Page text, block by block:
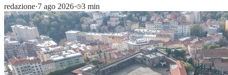
redazione·7 ago 2026· 3 min